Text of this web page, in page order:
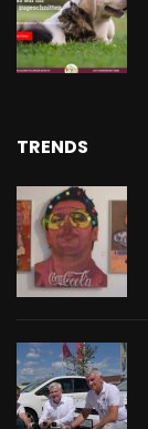
TRENDS